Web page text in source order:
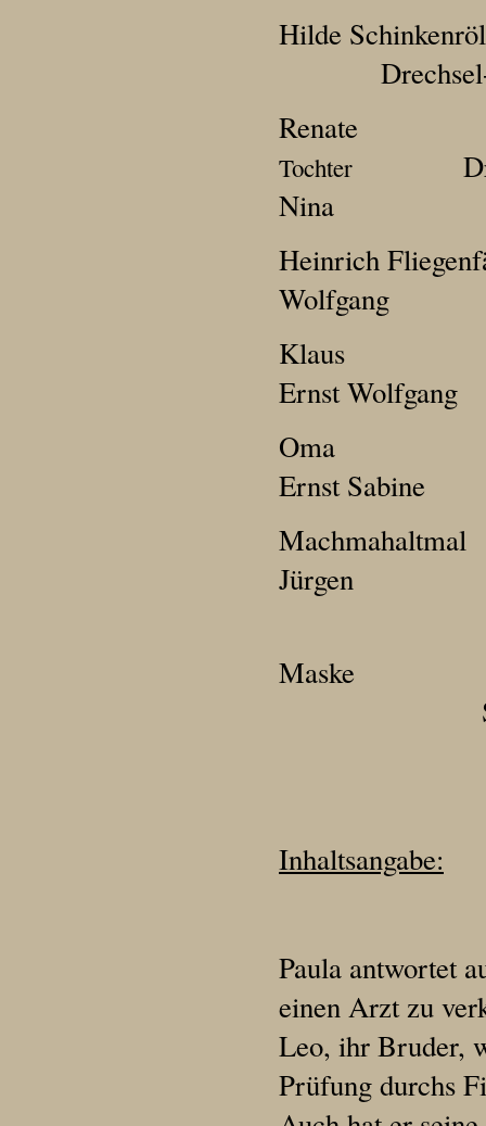
Hilde
Tochter
Nina
Heinrich
Wolfgang
Ernst Wolfgang
Oma
Ernst Sabine
Jürgen
Inhaltsangabe:
Paula antwortet
einen Arzt zu
Leo, ihr Bruder,
Prüfung durchs